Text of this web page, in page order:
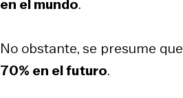
en el mundo.
No obstante, se presume que
70% en el futuro.